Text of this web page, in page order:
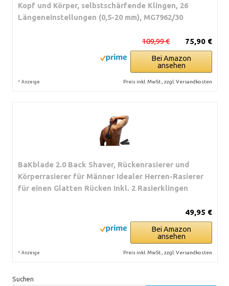
Kopf und Körper, selbstschärfende Klingen, 26
Längeneinstellungen (0,5-20 mm), MG7962/30
75,90 €
109,99 €
Bei Amazon
ansehen
* Anzeige Preis inkl. MwSt., zzgl. Versandkosten
BaKblade 2.0 Back Shaver, Rückenrasierer und
Körperrasierer für Männer Idealer Herren-Rasierer
für einen Glatten Rücken Inkl. 2 Rasierklingen
49,95 €
Bei Amazon
ansehen
* Anzeige Preis inkl. MwSt., zzgl. Versandkosten
Suchen